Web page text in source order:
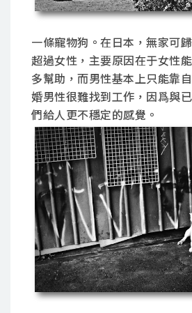
一條寵物狗。在日本，無家可
超過女性，主要原因在于女性
多幫助，而男性基本上只能靠
婚男性很難找到工作，因爲與
們給人更不穩定的感覺。